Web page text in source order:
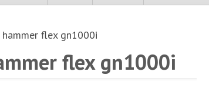
hammer flex gn1000i
flex gn1000i